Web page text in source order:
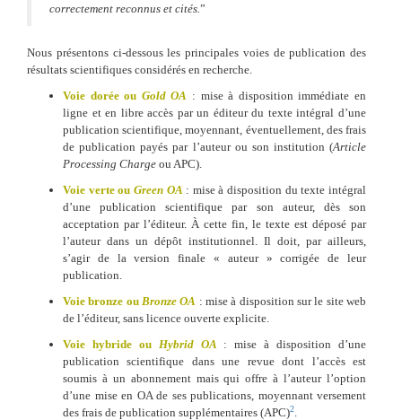
correctement reconnus et cités. ”
Nous présentons ci-dessous les principales voies de publication des
résultats scientifiques considérés en recherche.
Voie dorée ou Gold OA : mise à disposition immédiate en
ligne et en libre accès par un éditeur du texte intégral d’une
publication scientifique, moyennant, éventuellement, des frais
de publication payés par l’auteur ou son institution (Article
Processing Charge ou APC).
Voie verte ou Green OA : mise à disposition du texte intégral
d’une publication scientifique par son auteur, dès son
acceptation par l’éditeur. À cette fin, le texte est déposé par
l’auteur dans un dépôt institutionnel. Il doit, par ailleurs,
s’agir de la version finale « auteur » corrigée de leur
publication.
Voie bronze ou Bronze OA : mise à disposition sur le site web
de l’éditeur, sans licence ouverte explicite.
Voie hybride ou Hybrid OA : mise à disposition d’une
publication scientifique dans une revue dont l’accès est
soumis à un abonnement mais qui offre à l’auteur l’option
d’une mise en OA de ses publications, moyennant versement
des frais de publication supplémentaires (APC)2